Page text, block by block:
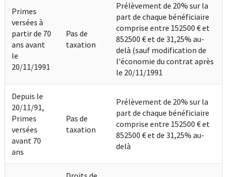
Primes
versées à
partir de 70
ans avant
le
20/11/1991
Pas de
taxation
Prélèvement de 20% sur la
part de chaque bénéficiaire
comprise entre 152500 € et
852500 € et de 31,25% au-
delà (sauf modification de
l'économie du contrat après
le 20/11/1991
Depuis le
20/11/91,
Primes
versées
avant 70
ans
Pas de
taxation
Prélèvement de 20% sur la
part de chaque bénéficiaire
comprise entre 152500 € et
852500 € et de 31,25% au-
delà